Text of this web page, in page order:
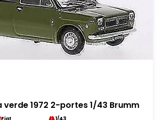
verde 1972 2-portes 1/43 Brumm